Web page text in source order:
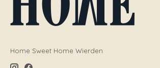
Home Sweet Home Wierden